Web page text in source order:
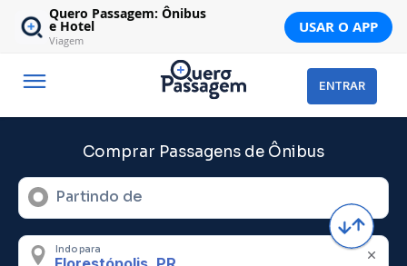
Quero Passagem: Ônibus
e Hotel
Viagem
USAR O APP
ENTRAR
Comprar Passagens de Ônibus
Partindo de
Indo para